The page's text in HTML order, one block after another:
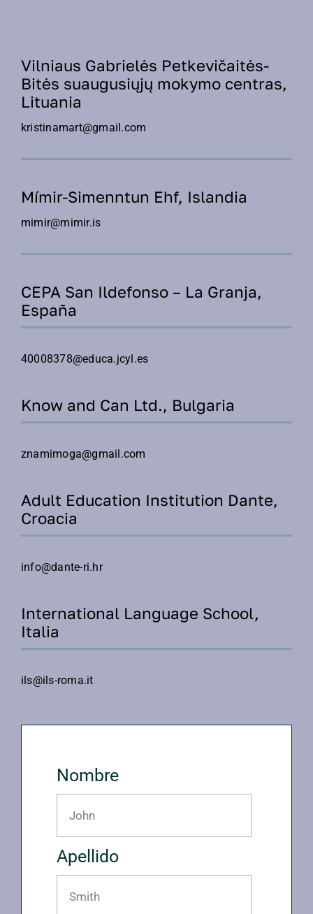
Vilniaus Gabrielės Petkevičaitės-
Bitės suaugusiųjų mokymo centras,
Lituania
kristinamart@gmail.com
Mímir-Simenntun Ehf, Islandia
mimir@mimir.is
CEPA San Ildefonso – La Granja,
España
40008378@educa.jcyl.es
Know and Can Ltd., Bulgaria
znamimoga@gmail.com
Adult Education Institution Dante,
Croacia
info@dante-ri.hr
International Language School,
Italia
ils@ils-roma.it
Nombre
Apellido